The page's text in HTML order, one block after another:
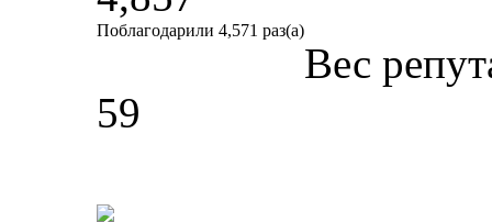
Поблагодарили 4,571 раз(а)
Вес
59